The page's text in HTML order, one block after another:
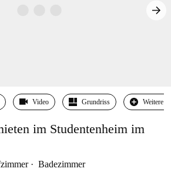
Video Grundriss Weitere
im Studentenheim im
Badezimmer